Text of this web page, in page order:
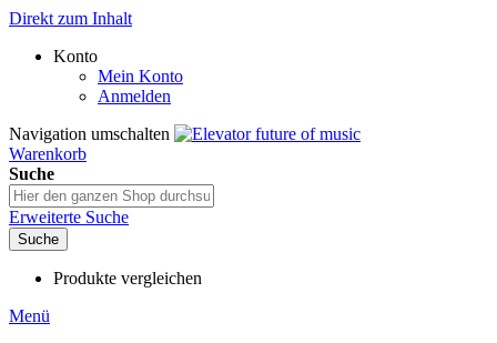
Direkt zum Inhalt
Konto
Mein Konto
Anmelden
Navigation umschalten
Warenkorb
Suche
Erweiterte Suche
Suche
Produkte vergleichen
Menü